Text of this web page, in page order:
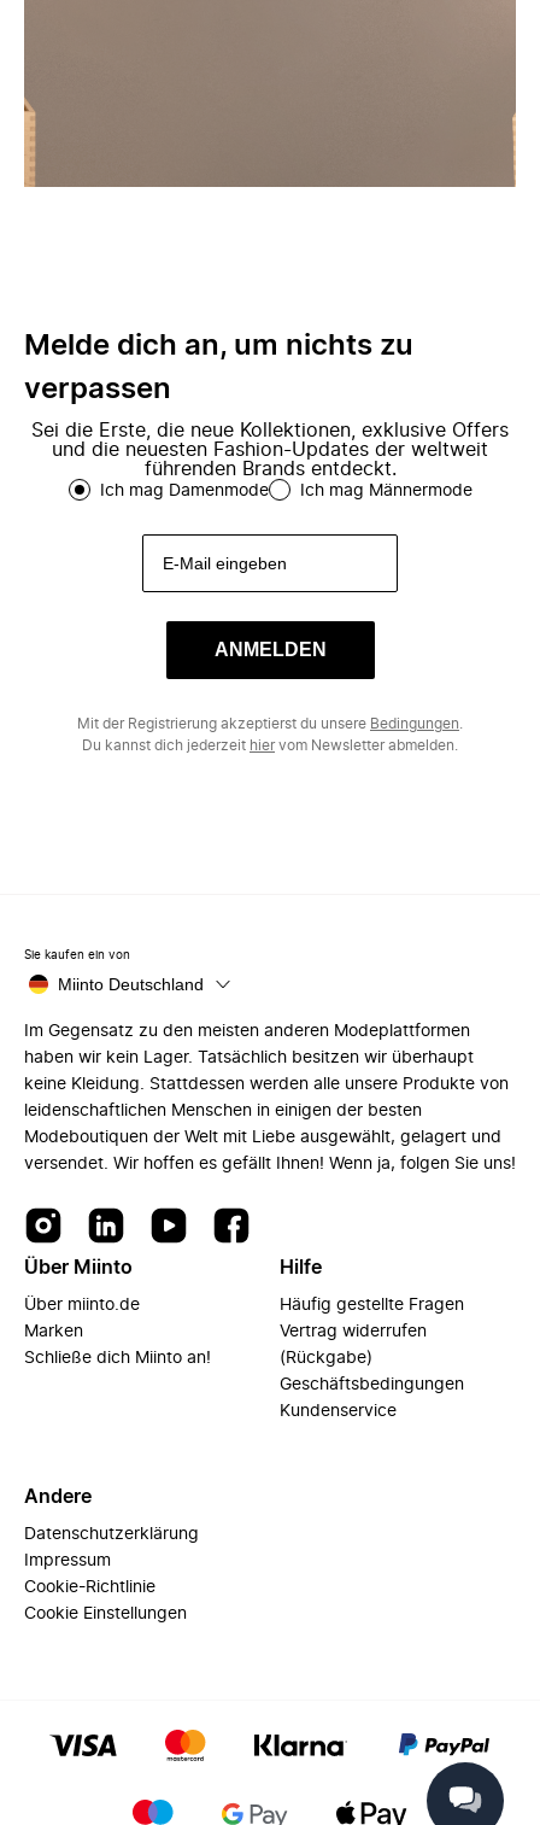
Melde dich an, um nichts zu
verpassen
Sei die Erste, die neue Kollektionen, exklusive Offers
und die neuesten Fashion-Updates der weltweit
führenden Brands entdeckt.
Ich mag Damenmode Ich mag Männermode
ANMELDEN
Mit der Registrierung akzeptierst du unsere Bedingungen
Du kannst dich jederzeit hiervom Newsletter abmelden.
Sie kaufen ein von
Miinto Deutschland
Im Gegensatz zu den meisten anderen Modeplattformen
haben wir kein Lager. Tatsächlich besitzen wir überhaupt
keine Kleidung. Stattdessen werden alle unsere Produkte von
leidenschaftlichen Menschen in einigen der besten
Modeboutiquen der Welt mit Liebe ausgewählt, gelagert und
versendet. Wir hoffen es gefällt Ihnen! Wenn ja, folgen Sie uns!
Über Miinto
Über miinto.de
Marken
Schließe dich Miinto an!
Hilfe
Häufig gestellte Fragen
Vertrag widerrufen
(Rückgabe)
Geschäftsbedingungen
Kundenservice
Andere
Datenschutzerklärung
Impressum
Cookie-Richtlinie
Cookie Einstellungen